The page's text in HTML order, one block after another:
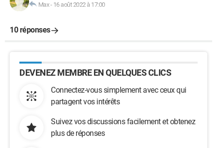
Max- 16 août 2022 à 17:00
10 réponses
DEVENEZ MEMBRE EN QUELQUES CLICS
Connectez-vous simplement avec ceux qui
partagent vos intérêts
Suivez vos discussions facilement et obtenez
plus de réponses